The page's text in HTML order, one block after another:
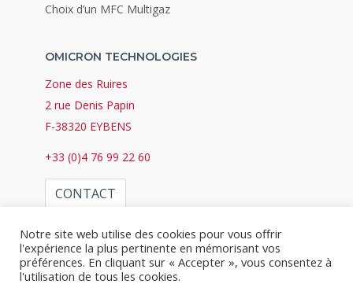
Choix d’un MFC Multigaz
OMICRON TECHNOLOGIES
Zone des Ruires
2 rue Denis Papin
F-38320 EYBENS
+33 (0)4 76 99 22 60
CONTACT
Notre site web utilise des cookies pour vous offrir
l'expérience la plus pertinente en mémorisant vos
préférences. En cliquant sur « Accepter », vous consentez à
l'utilisation de tous les cookies.